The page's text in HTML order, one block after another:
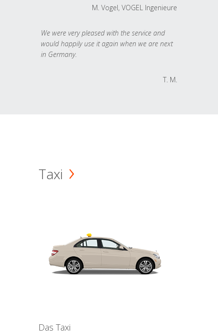
M. Vogel, VOGEL Ingenieure
We were very pleased with the service and
would happily use it again when we are next
in Germany.
T. M.
Taxi
Das Taxi